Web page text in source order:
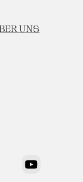
UNS
YouTube